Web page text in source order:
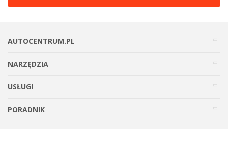
AUTOCENTRUM.PL
NARZĘDZIA
USŁUGI
PORADNIK